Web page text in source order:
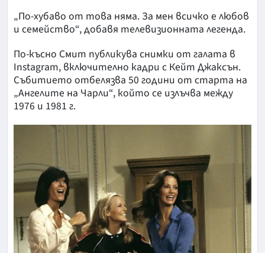
„По-хубаво от това няма. За мен всичко е любов
и семейство“, добавя телевизионната легенда.
По-късно Смит публикува снимки от галата в
Instagram, включително кадри с Кейт Джаксън.
Събитието отбелязва 50 години от старта на
„Ангелите на Чарли“, който се излъчва между
1976 и 1981 г.